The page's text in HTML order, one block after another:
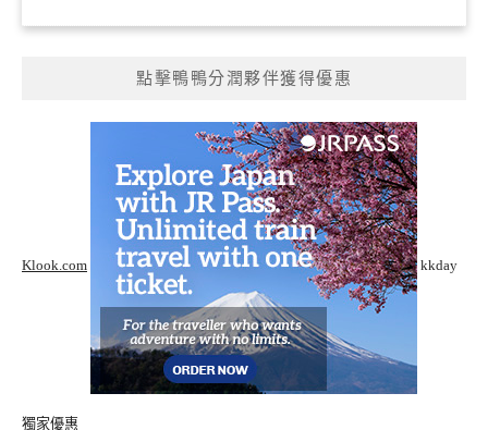
點擊鴨鴨分潤夥伴獲得優惠
Klook.com kkday
獨家優惠